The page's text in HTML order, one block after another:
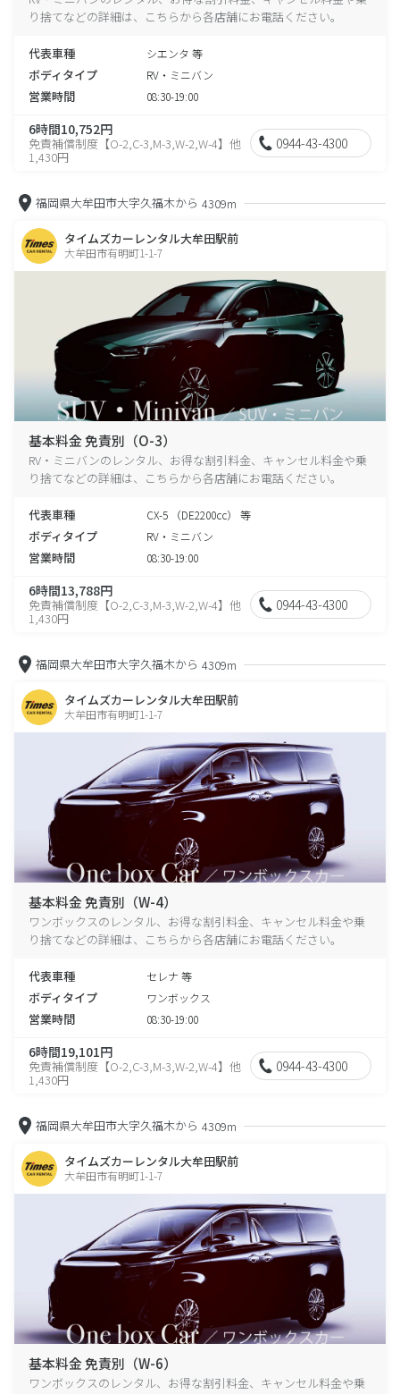
り捨てなどの詳細は、こちらから各店舗にお電話ください。
代表車種 シエンタ 等
ボディタイプ RV・ミニバン
営業時間 08:30-19:00
6時間10,752円
免責補償制度【O-2,C-3,M-3,W-2,W-4】他
1,430円
0944-43-4300
福岡県大牟田市大字久福木から 4309m
タイムズカーレンタル大牟田駅前
大牟田市有明町1-1-7
基本料金 免責別（O-3）
RV・ミニバンのレンタル、お得な割引料金、キャンセル料金や乗
り捨てなどの詳細は、こちらから各店舗にお電話ください。
代表車種 CX-5 （DE2200cc） 等
ボディタイプ RV・ミニバン
営業時間 08:30-19:00
6時間13,788円
免責補償制度【O-2,C-3,M-3,W-2,W-4】他
1,430円
0944-43-4300
福岡県大牟田市大字久福木から 4309m
タイムズカーレンタル大牟田駅前
大牟田市有明町1-1-7
基本料金 免責別（W-4）
ワンボックスのレンタル、お得な割引料金、キャンセル料金や乗
り捨てなどの詳細は、こちらから各店舗にお電話ください。
代表車種 セレナ 等
ボディタイプ ワンボックス
営業時間 08:30-19:00
6時間19,101円
免責補償制度【O-2,C-3,M-3,W-2,W-4】他
1,430円
0944-43-4300
福岡県大牟田市大字久福木から 4309m
タイムズカーレンタル大牟田駅前
大牟田市有明町1-1-7
基本料金 免責別（W-6）
ワンボックスのレンタル、お得な割引料金、キャンセル料金や乗